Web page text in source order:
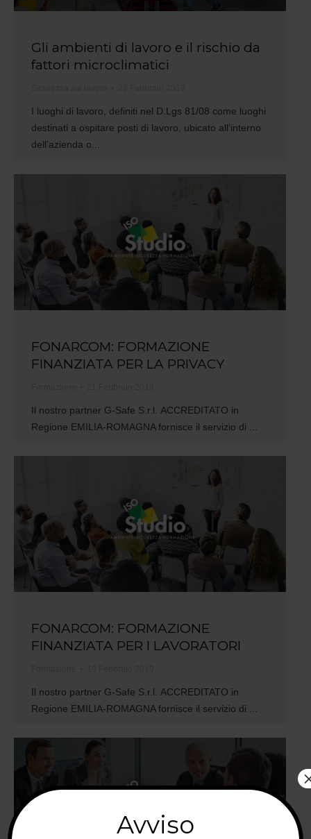
Gli ambienti di lavoro e il rischio da
fattori microclimatici
I luoghi di lavoro, definiti nel D.Lgs 81/08 come luoghi
destinati a ospitare posti di lavoro, ubicato all’interno
dell’azienda o...
FONARCOM: FORMAZIONE
FINANZIATA PER LA PRIVACY
Il nostro partner G-Safe S.r.l. ACCREDITATO in
Regione EMILIA-ROMAGNA fornisce il servizio di ...
FONARCOM: FORMAZIONE
FINANZIATA PER I LAVORATORI
Il nostro partner G-Safe S.r.l. ACCREDITATO in
Regione EMILIA-ROMAGNA fornisce il servizio di ...
Avviso